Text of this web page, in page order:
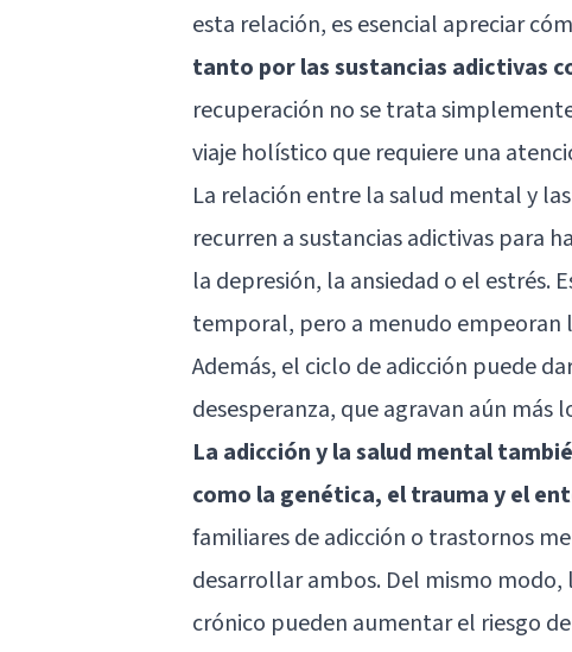
esta relación, es esencial apreciar
tanto por las sustancias adictivas
recuperación no se trata
viaje holístico que requiere una
La relación entre la salud mental y
recurren a sustancias adictivas para
la depresión, la ansiedad o el estrés.
temporal, pero a menudo
Además, el ciclo de adicción puede
desesperanza, que agravan aún más
La adicción y la salud mental
como la genética, el trauma y el
familiares de adicción o trastornos
desarrollar ambos. Del mismo
crónico pueden aumentar el riesgo